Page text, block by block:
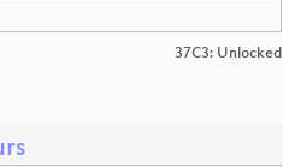
37C3: Unlocked